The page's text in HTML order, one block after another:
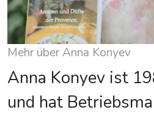
Mehr über Anna Konyev
Anna Konyev ist
und hat